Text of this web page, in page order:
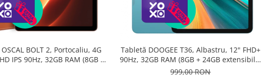
BOLT 2, Portocaliu, 4G
IPS 90Hz, 32GB RAM (8GB +
Tabletă DOOGEE T36, Albastru, 12" FHD+
90Hz, 32GB RAM (8GB + 24GB extensibili),
256GB, Android 15, 8800mAh, Dual SIM
999,00 RON